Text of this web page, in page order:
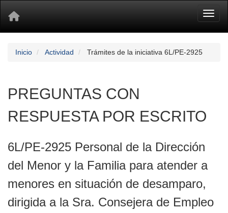
Inicio Actividad Trámites de la iniciativa 6L/PE-2925
PREGUNTAS CON
RESPUESTA POR ESCRITO
6L/PE-2925 Personal de la Dirección
del Menor y la Familia para atender a
menores en situación de desamparo,
dirigida a la Sra. Consejera de Empleo